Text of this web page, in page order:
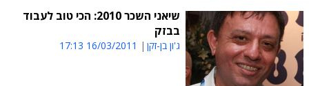
שיאני השכר 2010: הכי טוב לעבוד
בבזק
ג'ון בן-זקן 16/03/2011 17:13